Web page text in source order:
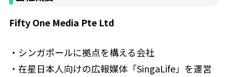
Fifty One Media Pte Ltd
・シンガポールに拠点を構える会社
・在星日本人向けの広報媒体「SingaLife」を運営